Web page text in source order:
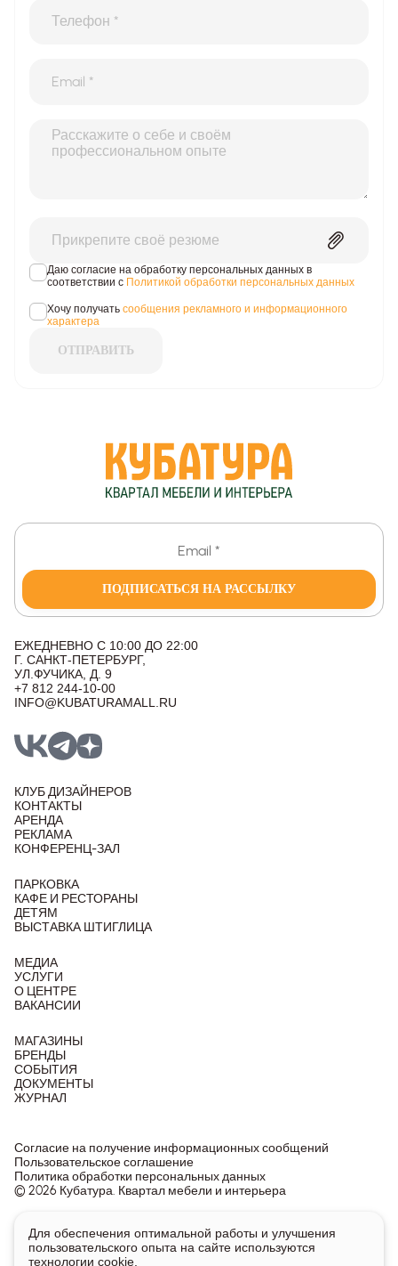
Прикрепите своё резюме
Даю согласие на обработку персональных данных в
соответствии с Политикой обработки персональных данных
Хочу получать сообщения рекламного и информационного
характера
ОТПРАВИТЬ
ПОДПИСАТЬСЯ НА РАССЫЛКУ
ЕЖЕДНЕВНО С 10:00 ДО 22:00
Г. САНКТ-ПЕТЕРБУРГ,
УЛ.ФУЧИКА, Д. 9
+7 812 244-10-00
INFO@KUBATURAMALL.RU
КЛУБ ДИЗАЙНЕРОВ
КОНТАКТЫ
АРЕНДА
РЕКЛАМА
КОНФЕРЕНЦ-ЗАЛ
ПАРКОВКА
КАФЕ И РЕСТОРАНЫ
ДЕТЯМ
ВЫСТАВКА ШТИГЛИЦА
МЕДИА
УСЛУГИ
О ЦЕНТРЕ
ВАКАНСИИ
МАГАЗИНЫ
БРЕНДЫ
СОБЫТИЯ
ДОКУМЕНТЫ
ЖУРНАЛ
© 2026 Кубатура. Квартал мебели и интерьера
Согласие на получение информационных сообщений
Пользовательское соглашение
Политика обработки персональных данных
Информация о товарах и ценах на сайте не является
публичной офертой, носит исключительно информационный
характер.
Для обеспечения оптимальной работы и улучшения
пользовательского опыта на сайте используются
технологии cookie.